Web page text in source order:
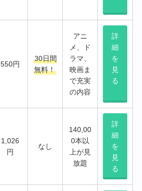
550円
30日間
無料！
アニ
メ、ド
ラマ、
映画ま
で充実
の内容
詳
細
を
見
る
1,026
円
なし
140,00
0本以
上が見
放題
詳
細
を
見
る